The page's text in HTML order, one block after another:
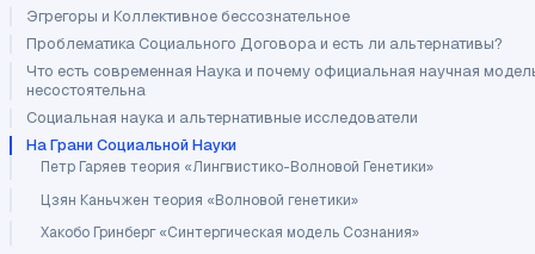
Эгрегоры и Коллективное бессознательное
Проблематика Социального Договора и есть ли альтернативы?
Что есть современная Наука и почему официальная научная
несостоятельна
Социальная наука и альтернативные исследователи
На Грани Социальной Науки
Петр Гаряев теория «Лингвистико-Волновой Генетики»
Цзян Каньчжен теория «Волновой генетики»
Хакобо Гринберг «Синтергическая модель Сознания»